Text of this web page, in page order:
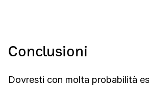
Conclusioni
Dovresti con molta probabilità